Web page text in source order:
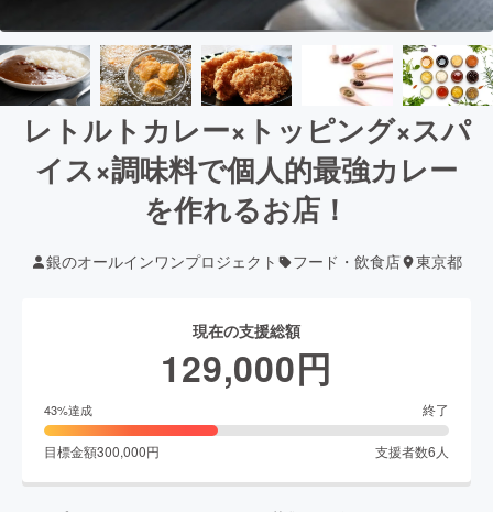
レトルトカレー×トッピング×スパ
イス×調味料で個人的最強カレー
を作れるお店！
銀のオールインワンプロジェクト フード・飲食店 東京都
現在の支援総額
129,000円
43%達成 終了
目標金額300,000円 支援者数6 人